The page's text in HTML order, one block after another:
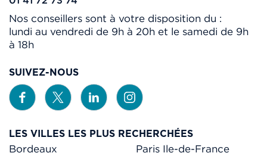
Nos conseillers sont à votre disposition du :
lundi au vendredi de 9h à 20h et le samedi de 9h
à 18h
SUIVEZ-NOUS
LES VILLES LES PLUS RECHERCHÉES
Bordeaux
Paris Ile-de-France